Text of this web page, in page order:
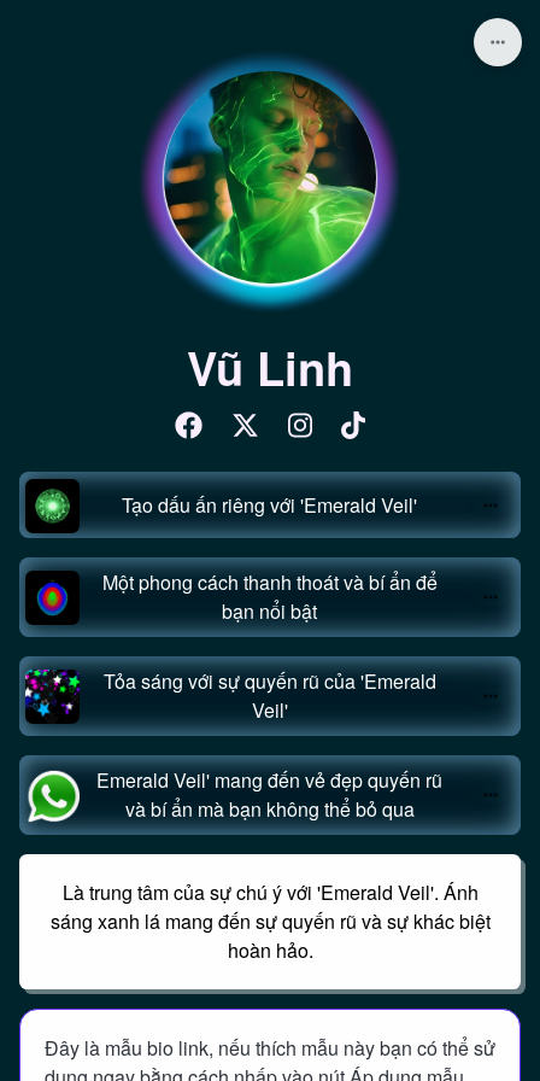
Vũ Linh
Tạo dấu ấn riêng với 'Emerald Veil'
Một phong cách thanh thoát và bí ẩn để
bạn nổi bật
Tỏa sáng với sự quyến rũ của 'Emerald
Veil'
Emerald Veil' mang đến vẻ đẹp quyến rũ
và bí ẩn mà bạn không thể bỏ qua
Là trung tâm của sự chú ý với 'Emerald Veil'. Ánh
sáng xanh lá mang đến sự quyến rũ và sự khác biệt
hoàn hảo.
Đây là mẫu bio link, nếu thích mẫu này bạn có thể sử